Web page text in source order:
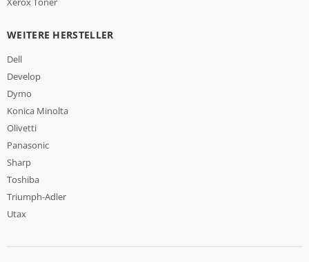
WEITERE HERSTELLER
Dell
Develop
Dymo
Konica Minolta
Olivetti
Panasonic
Sharp
Toshiba
Triumph-Adler
Utax